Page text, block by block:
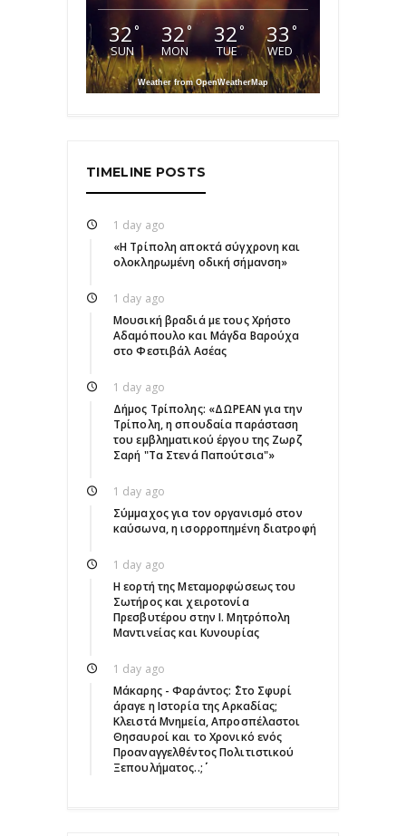
32°
SUN
32°
MON
32°
TUE
33 °
WED
Weather from OpenWeatherMap
TIMELINE POSTS
1 day ago
«Η Τρίπολη αποκτά σύγχρονη και
ολοκληρωμένη οδική σήμανση»
1 day ago
Μουσική βραδιά με τους Χρήστο
Αδαμόπουλο και Μάγδα Βαρούχα
στο Φεστιβάλ Ασέας
1 day ago
Δήμος Τρίπολης: «ΔΩΡΕΑΝ για την
Τρίπολη, η σπουδαία παράσταση
του εμβληματικού έργου της Ζωρζ
Σαρή "Τα Στενά Παπούτσια"»
1 day ago
Σύμμαχος για τον οργανισμό στον
καύσωνα, η ισορροπημένη διατροφή
1 day ago
Η εορτή της Μεταμορφώσεως του
Σωτήρος και χειροτονία
Πρεσβυτέρου στην Ι. Μητρόπολη
Μαντινείας και Κυνουρίας
1 day ago
Μάκαρης - Φαράντος: ΄΄Στο Σφυρί
άραγε η Ιστορία της Αρκαδίας;
Κλειστά Μνημεία, Απροσπέλαστοι
Θησαυροί και το Χρονικό ενός
Προαναγγελθέντος Πολιτιστικού
Ξεπουλήματος..;΄΄